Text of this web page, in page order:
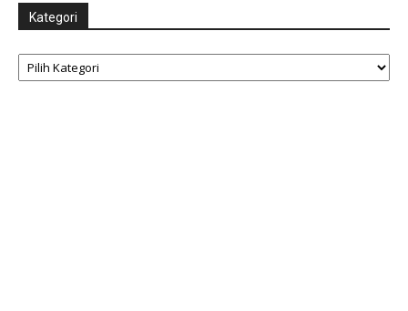
Kategori